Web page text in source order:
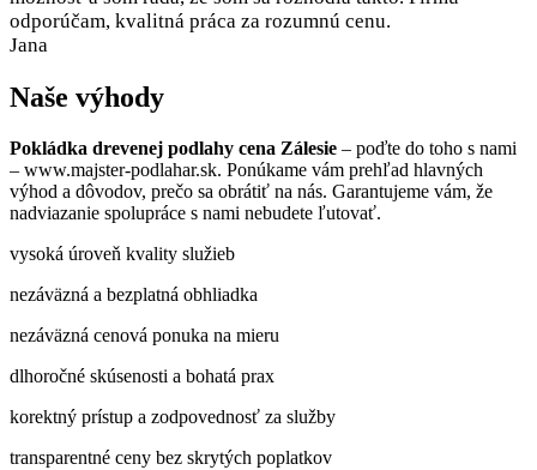
odporúčam, kvalitná práca za rozumnú cenu.
Jana
Naše výhody
Pokládka drevenej podlahy cena Zálesie – poďte do toho s nami
– www.majster-podlahar.sk. Ponúkame vám prehľad hlavných
výhod a dôvodov, prečo sa obrátiť na nás. Garantujeme vám, že
nadviazanie spolupráce s nami nebudete ľutovať.
vysoká úroveň kvality služieb
nezáväzná a bezplatná obhliadka
nezáväzná cenová ponuka na mieru
dlhoročné skúsenosti a bohatá prax
korektný prístup a zodpovednosť za služby
transparentné ceny bez skrytých poplatkov